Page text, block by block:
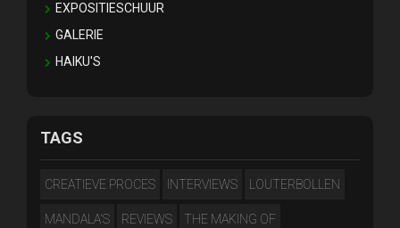
EXPOSITIESCHUUR
GALERIE
HAIKU'S
TAGS
CREATIEVE PROCES INTERVIEWS LOUTERBOLLEN
MANDALA'S REVIEWS THE MAKING OF